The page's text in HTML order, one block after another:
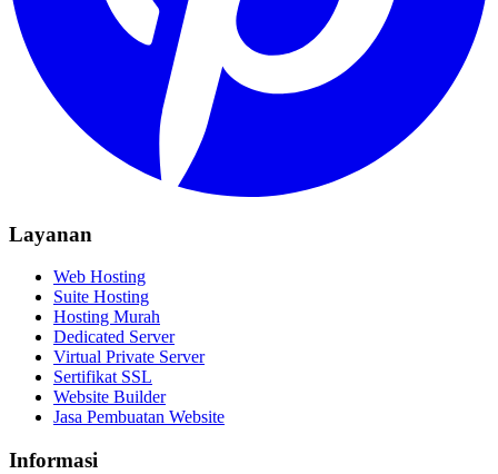
Layanan
Web Hosting
Suite Hosting
Hosting Murah
Dedicated Server
Virtual Private Server
Sertifikat SSL
Website Builder
Jasa Pembuatan Website
Informasi